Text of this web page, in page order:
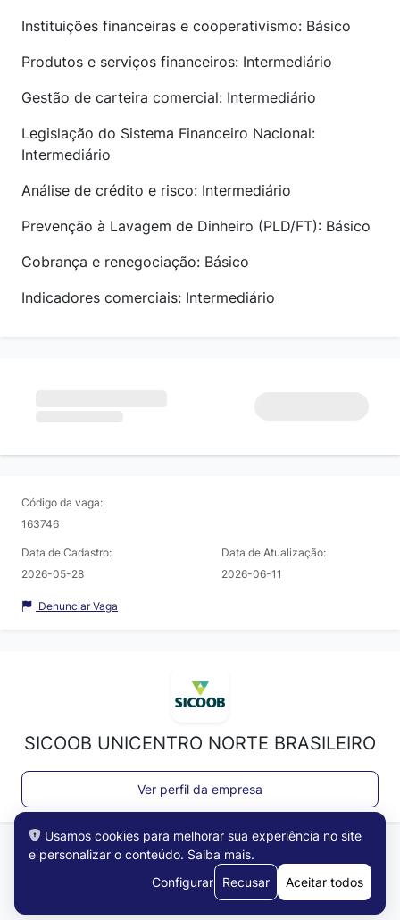
Instituições financeiras e cooperativismo: Básico
Produtos e serviços financeiros: Intermediário
Gestão de carteira comercial: Intermediário
Legislação do Sistema Financeiro Nacional:
Intermediário
Análise de crédito e risco: Intermediário
Prevenção à Lavagem de Dinheiro (PLD/FT): Básico
Cobrança e renegociação: Básico
Indicadores comerciais: Intermediário
Código da vaga:
163746
Data de Cadastro:
2026-05-28
Data de Atualização:
2026-06-11
Denunciar Vaga
SICOOB UNICENTRO NORTE BRASILEIRO
Ver perfil da empresa
Usamos cookies para melhorar sua experiência no site
e personalizar o conteúdo. Saiba mais.
Configurar
Recusar Aceitar todos